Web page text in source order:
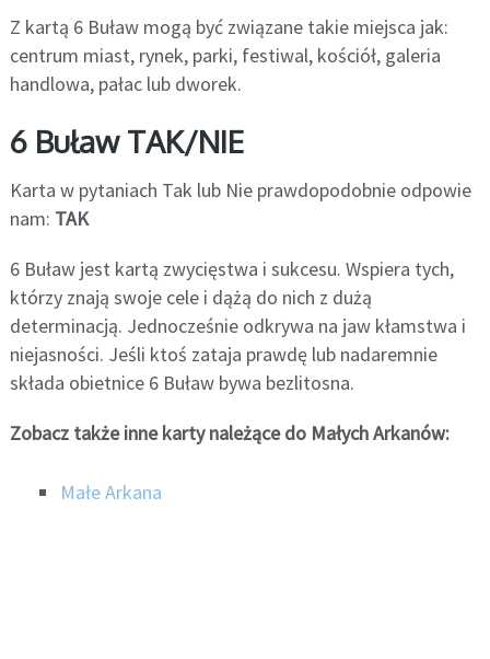
Z kartą 6 Buław mogą być związane takie miejsca jak:
centrum miast, rynek, parki, festiwal, kościół, galeria
handlowa, pałac lub dworek.
6 Buław TAK/NIE
Karta w pytaniach Tak lub Nie prawdopodobnie odpowie
nam: TAK
6 Buław jest kartą zwycięstwa i sukcesu. Wspiera tych,
którzy znają swoje cele i dążą do nich z dużą
determinacją. Jednocześnie odkrywa na jaw kłamstwa i
niejasności. Jeśli ktoś zataja prawdę lub nadaremnie
składa obietnice 6 Buław bywa bezlitosna.
Zobacz także inne karty należące do Małych Arkanów:
Małe Arkana